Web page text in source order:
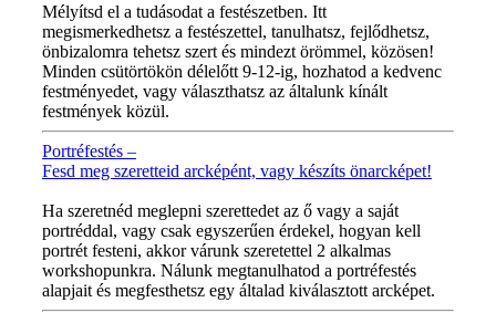
Mélyítsd el a tudásodat a festészetben. Itt
megismerkedhetsz a festészettel, tanulhatsz, fejlődhetsz,
önbizalomra tehetsz szert és mindezt örömmel, közösen!
Minden csütörtökön délelőtt 9-12-ig, hozhatod a kedvenc
festményedet, vagy választhatsz az általunk kínált
festmények közül.
Portréfestés –
Fesd meg szeretteid arcképént, vagy készíts önarcképet!
Ha szeretnéd meglepni szerettedet az ő vagy a saját
portréddal, vagy csak egyszerűen érdekel, hogyan kell
portrét festeni, akkor várunk szeretettel 2 alkalmas
workshopunkra. Nálunk megtanulhatod a portréfestés
alapjait és megfesthetsz egy általad kiválasztott arcképet.